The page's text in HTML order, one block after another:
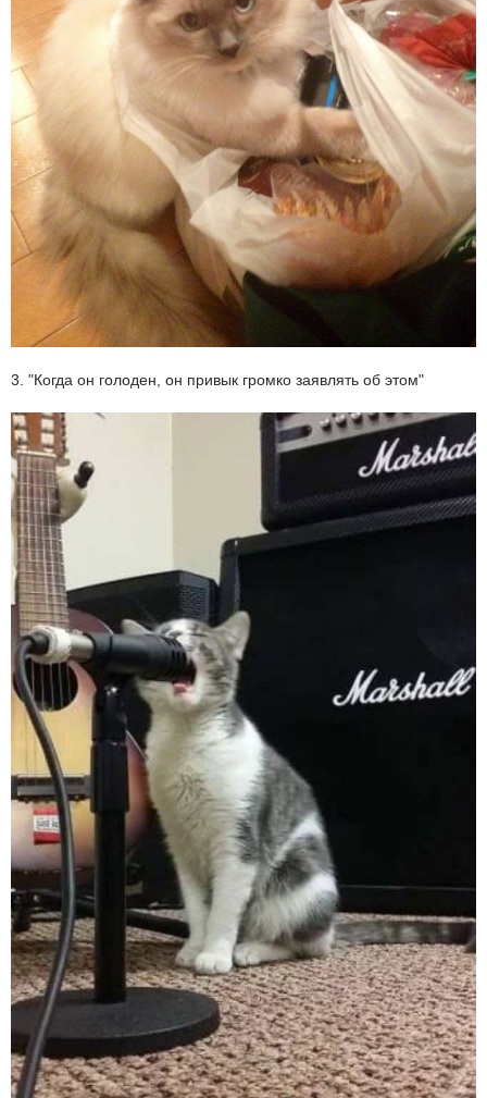
3. "Когда он голоден, он привык громко заявлять об этом"